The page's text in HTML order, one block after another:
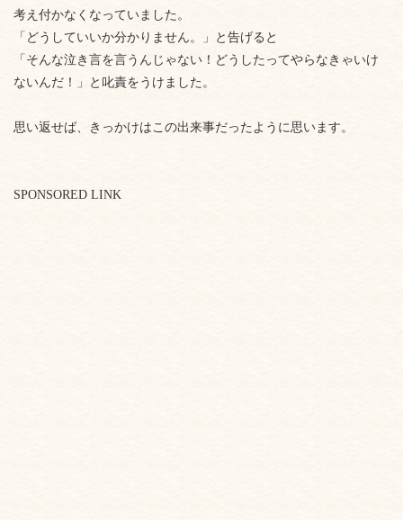
考え付かなくなっていました。
「どうしていいか分かりません。」と告げると
「そんな泣き言を言うんじゃない！どうしたってやらなきゃいけ
ないんだ！」と叱責をうけました。
思い返せば、きっかけはこの出来事だったように思います。
SPONSORED LINK